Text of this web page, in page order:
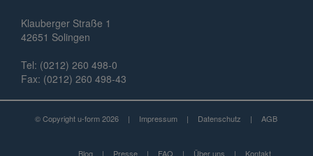
Klauberger Straße 1
42651 Solingen
Tel: (0212) 260 498-0
Fax: (0212) 260 498-43
© Copyright u-form 2026 | Impressum | Datenschutz | AGB
Blog | Presse | FAQ | Über uns | Kontakt